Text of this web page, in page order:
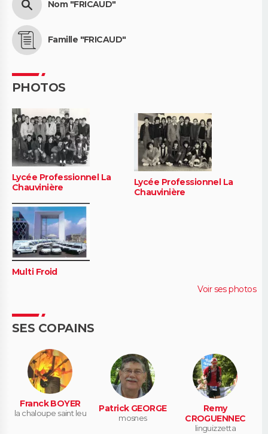
Nom "FRICAUD"
Famille "FRICAUD"
PHOTOS
Lycée Professionnel La
Chauvinière
Lycée Professionnel La
Chauvinière
Multi Froid
Voir ses photos
SES COPAINS
Franck BOYER
la chaloupe saint leu Patrick GEORGE
mosnes
Remy
CROGUENNEC
linguizzetta